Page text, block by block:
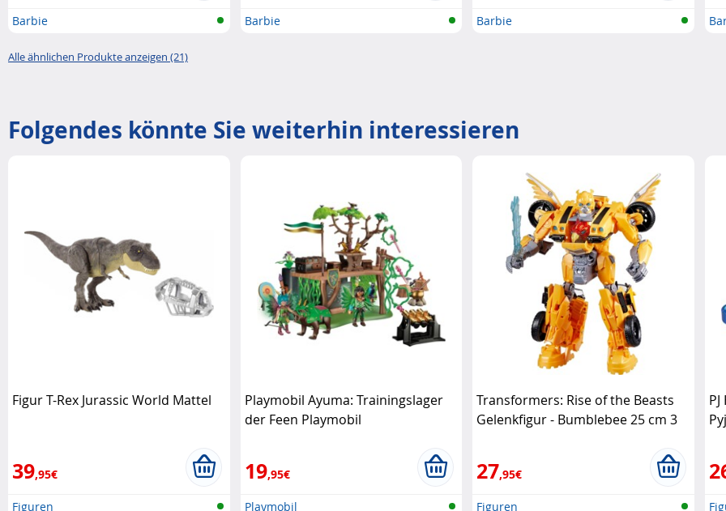
Barbie Barbie Barbie
Alle ähnlichen Produkte anzeigen (21)
Folgendes könnte Sie weiterhin interessieren
Figur T-Rex Jurassic World Mattel
39,95€
Figuren
Playmobil Ayuma: Trainingslager
der Feen Playmobil
19,95€
Playmobil
Transformers: Rise of the Beasts
Gelenkfigur - Bumblebee 25 cm 3
27,95€
Figuren